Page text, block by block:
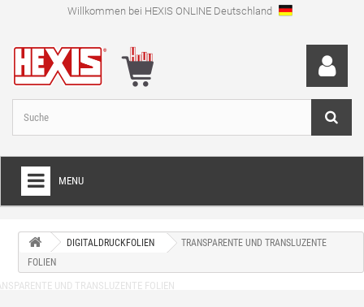
Willkommen bei HEXIS ONLINE Deutschland
MENU
FOLIEN FÜR VOLLVERKLEBUNGEN
SCHNEIDEFOLIEN
DIGITALDRUCKFOLIEN
TRANSPARENTE UND TRANSLUZENTE
FOLIEN